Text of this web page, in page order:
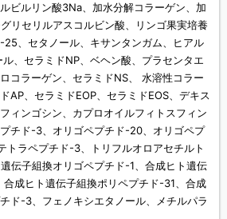
ビルリン酸3Na、加水分解コラーゲン、加
リセリルアスコルビン酸、リンゴ果実培養
、セタノール、キサンタンガム、ヒアル
、セラミドNP、ベヘン酸、プラセンタエ
コラーゲン、セラミドNS、 水溶性コラー
AP、セラミドEOP、セラミドEOS、デキス
ィンゴシン、カプロオイルフィトスフィン
チド-3、オリゴペプチド-20、オリゴペプ
トラペプチド-3、トリフルオロアセチルト
伝子組換オリゴペプチド-1、合成ヒト遺伝
合成ヒト遺伝子組換ポリペプチド-31、合成
ド-3、フェノキシエタノール、メチルパラ